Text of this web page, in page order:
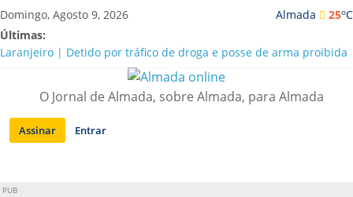
Saltar
para
conteúdo
Almada 25oC
Domingo, Agosto 9, 2026
Últimas:
Laranjeiro | Detido por tráfico de droga e posse de arma proibida
A “crise” da água em Almada: ilações e ensinamentos necessários
Costa da Caparica | Polícia Marítima e ASAE detectam
irregularidades em habitações e restaurantes
APA diz que falta de água em Almada “foi um problema de má
O Jornal de Almada, sobre Almada, para Almada
Assinar Entrar
PUB